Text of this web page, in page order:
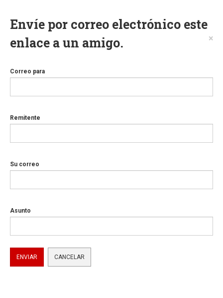
Envíe por correo electrónico este
enlace a un amigo.
×
Correo para
Remitente
Su correo
Asunto
ENVIAR CANCELAR